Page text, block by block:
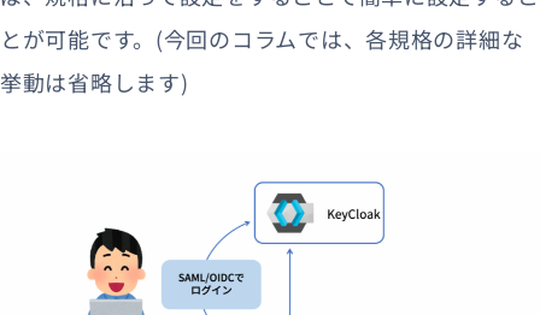
とが可能です。(今回のコラムでは、各規格の詳細な
挙動は省略します)